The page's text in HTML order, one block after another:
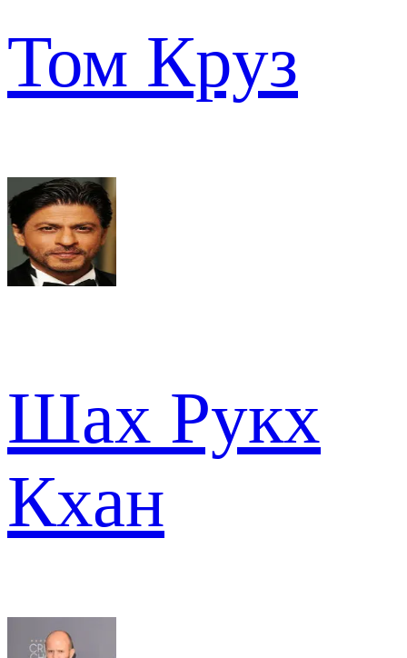
Том Круз
Шах Рукх
Кхан